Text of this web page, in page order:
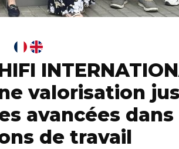
valorisation
avancées dans
de travail